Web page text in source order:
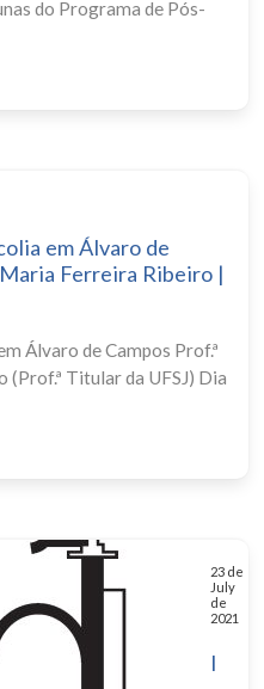
do Programa de Pós-
em Álvaro de
Maria Ferreira Ribeiro |
Álvaro de Campos Prof.ª
(Prof.ª Titular da UFSJ) Dia
23 de
July
de
2021
I